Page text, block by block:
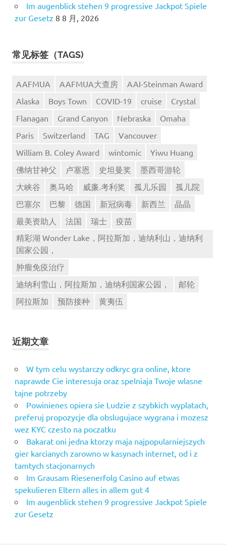
Im augenblick stehen 9 progressive Jackpot Spiele
zur Gesetz 8 8 月, 2026
常见标签（TAGS)
AAFMUA AAFMUA大查房
AAI-Steinman Award
Alaska
Boys Town COVID-19 cruise
Crystal
Flanagan
Grand Canyon Nebraska
Omaha
Paris
Switzerland TAG
Vancouver
William B. Coley Award
wintomic
Yiwu Huang
佛纳甘神父
卢塞恩 史坦曼奖
墨西哥游轮
大峡谷
奥马哈 威廉.考利奖 孤儿乐园
孤儿院
巴塞尔
巴黎 德国 新冠病毒 新西兰
晶晶
最美资助人
法国 瑞士
疫苗
精彩湖 Wonder Lake，阿拉斯加，迪纳利山，迪纳利
国家公园，
肿瘤免疫治疗
迪纳利雪山，阿拉斯加，迪纳利国家公园，
邮轮
阿拉斯加
预防接种 黄夷伍
近期文章
W tym celu wystarczy odkryc gra online, ktore
naprawde Cie interesuja oraz spelniaja Twoje wlasne
tajne potrzeby
Powinienes opiera sie Ludzie z szybkich wyplatach,
preferuj propozycje dla obslugujace wygrana i mozesz
wez KYC czesto na poczatku
Bakarat oni jedna ktorzy maja najpopularniejszych
gier karcianych zarowno w kasynach internet, od i z
tamtych stacjonarnych
Im Grausam Riesenerfolg Casino auf etwas
spekulieren Eltern alles in allem gut 4
Im augenblick stehen 9 progressive Jackpot Spiele
zur Gesetz